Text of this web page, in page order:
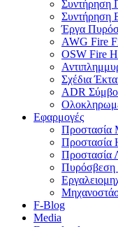
Συντήρηση
Συντήρηση
Έργα
AWG Fire
OSW Fire
Σχέδια
ADR
Εφαρμογές
Προστασία
Προστασία
Προστασία
Πυρόσβεση
F-Blog
Media